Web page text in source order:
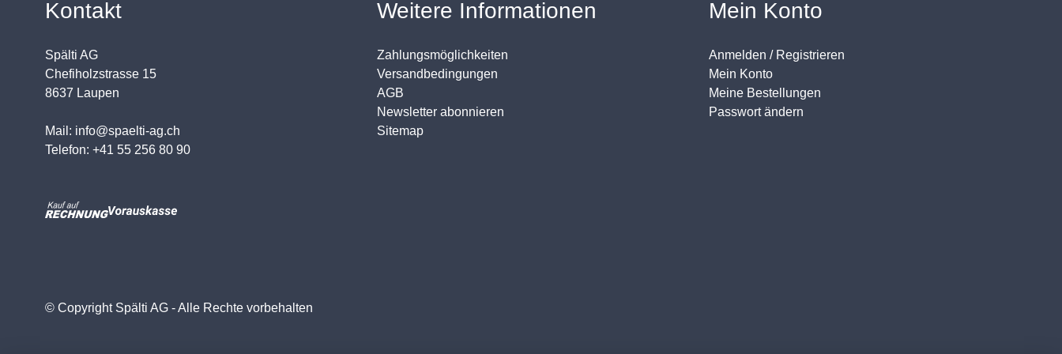
Kontakt
Spälti AG
Chefiholzstrasse 15
8637 Laupen
Mail: info@spaelti-ag.ch
Telefon: +41 55 256 80 90
Weitere Informationen
Zahlungsmöglichkeiten
Versandbedingungen
AGB
Newsletter abonnieren
Sitemap
Mein Konto
Anmelden / Registrieren
Mein Konto
Meine Bestellungen
Passwort ändern
© Copyright Spälti AG - Alle Rechte vorbehalten